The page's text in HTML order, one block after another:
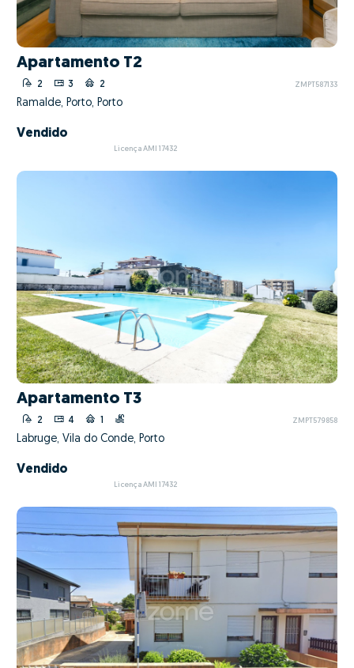
Apartamento T2
2 3 2 ZMPT587133
Ramalde, Porto, Porto
Vendido
Licença AMI 17432
Apartamento T3
2 4 1 ZMPT579858
Labruge, Vila do Conde, Porto
Vendido
Licença AMI 17432